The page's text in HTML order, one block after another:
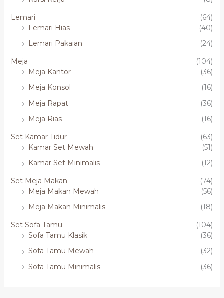
Lemari
(64)
Lemari Hias
(40)
Lemari Pakaian
(24)
Meja
(104)
Meja Kantor
(36)
Meja Konsol
(16)
Meja Rapat
(36)
Meja Rias
(16)
Set Kamar Tidur
(63)
Kamar Set Mewah
(51)
Kamar Set Minimalis
(12)
Set Meja Makan
(74)
Meja Makan Mewah
(56)
Meja Makan Minimalis
(18)
Set Sofa Tamu
(104)
Sofa Tamu Klasik
(36)
Sofa Tamu Mewah
(32)
Sofa Tamu Minimalis
(36)